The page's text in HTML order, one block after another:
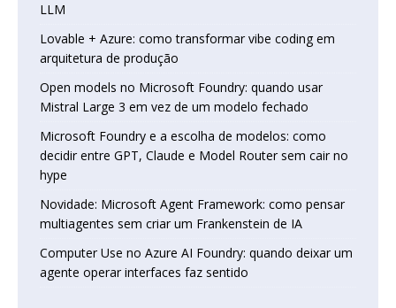
LLM
Lovable + Azure: como transformar vibe coding em
arquitetura de produção
Open models no Microsoft Foundry: quando usar
Mistral Large 3 em vez de um modelo fechado
Microsoft Foundry e a escolha de modelos: como
decidir entre GPT, Claude e Model Router sem cair no
hype
Novidade: Microsoft Agent Framework: como pensar
multiagentes sem criar um Frankenstein de IA
Computer Use no Azure AI Foundry: quando deixar um
agente operar interfaces faz sentido